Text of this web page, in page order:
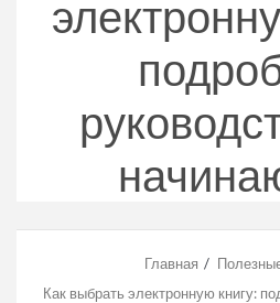
Главная
Как выбрать электронную книгу: